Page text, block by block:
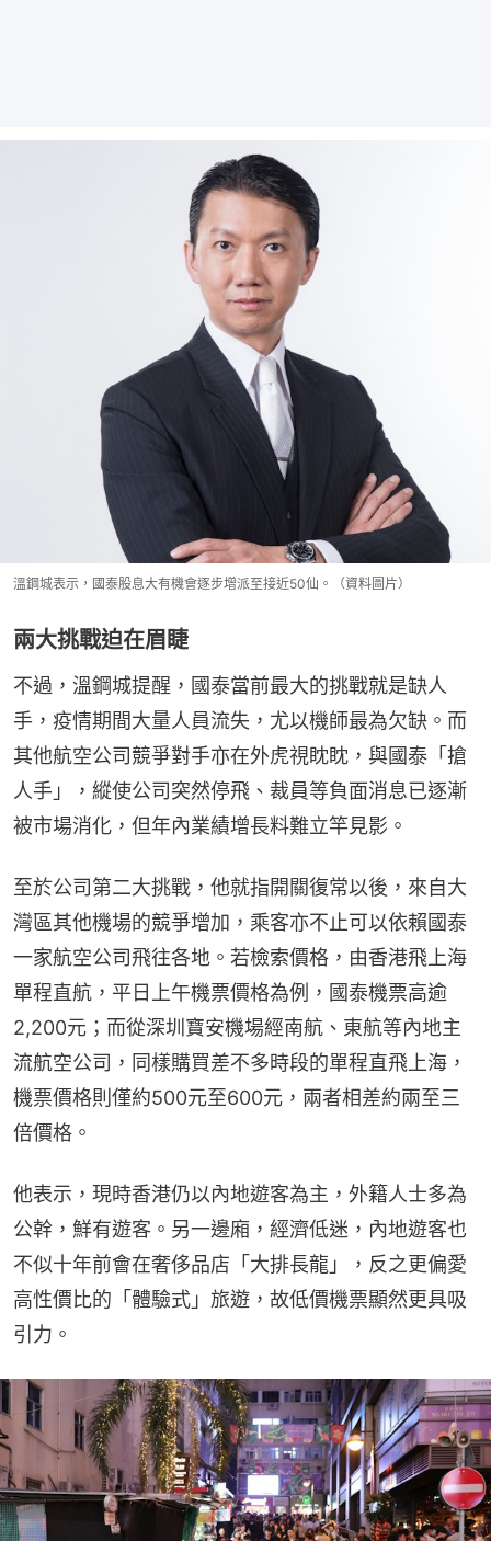
溫鋼城表示，國泰股息大有機會逐步增派至接近50仙。（資料圖片）
兩大挑戰迫在眉睫
不過，溫鋼城提醒，國泰當前最大的挑戰就是缺人
手，疫情期間大量人員流失，尤以機師最為欠缺。而
其他航空公司競爭對手亦在外虎視眈眈，與國泰「搶
人手」，縱使公司突然停飛、裁員等負面消息已逐漸
被市場消化，但年內業績增長料難立竿見影。
至於公司第二大挑戰，他就指開關復常以後，來自大
灣區其他機場的競爭增加，乘客亦不止可以依賴國泰
一家航空公司飛往各地。若檢索價格，由香港飛上海
單程直航，平日上午機票價格為例，國泰機票高逾
2,200元；而從深圳寶安機場經南航、東航等內地主
流航空公司，同樣購買差不多時段的單程直飛上海，
機票價格則僅約500元至600元，兩者相差約兩至三
倍價格。
他表示，現時香港仍以內地遊客為主，外籍人士多為
公幹，鮮有遊客。另一邊廂，經濟低迷，內地遊客也
不似十年前會在奢侈品店「大排長龍」，反之更偏愛
高性價比的「體驗式」旅遊，故低價機票顯然更具吸
引力。